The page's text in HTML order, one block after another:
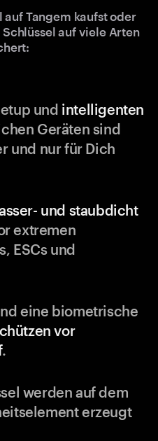
auf Tangem kaufst oder
auf viele Arten
und intelligenten
Geräten sind
und nur für Dich
und staubdicht
extremen
ESCs und
eine biometrische
vor
.
werden auf dem
erzeugt